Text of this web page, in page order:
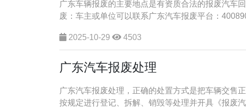
广东车辆报废的主要地点是有资质合法的报废汽车
废‌：车主或单位可以联系广东汽车报废平台：
2025-10-29 4503
​广东汽车报废处理
广东汽车报废处理，正确的处置方式是把车辆交售
按规定进行登记、拆解、销毁等处理并开具《报废